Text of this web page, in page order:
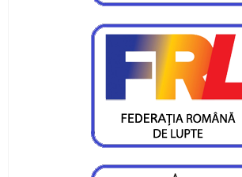
premiati la Targu-
CS Ceahlaul are cinci luptatori
pentru finala CN si Cupa
Sperante la noi medalii pentru
Ceahlaul - LPS Piatra